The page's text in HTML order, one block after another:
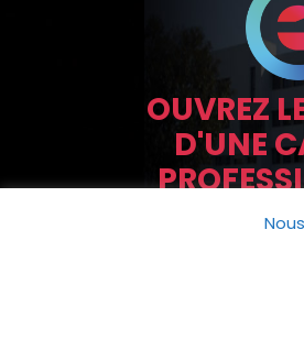
OUVREZ
D'UNE